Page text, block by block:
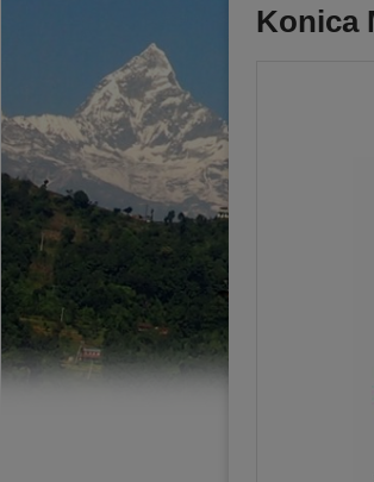
Konica